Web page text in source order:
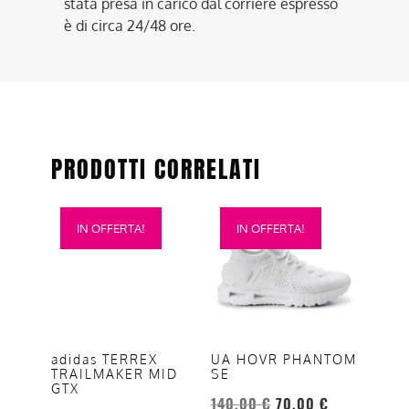
stata presa in carico dal corriere espresso
è di circa 24/48 ore.
PRODOTTI CORRELATI
IN OFFERTA!
adidas TERREX
TRAILMAKER MID
GTX
Questo
prodotto
opzioni
possono
essere
IN OFFERTA!
UA HOVR PHANTOM
SE
140,00€ 70,00 €
Questo
prodotto
più
varianti.
opzioni
possono
essere